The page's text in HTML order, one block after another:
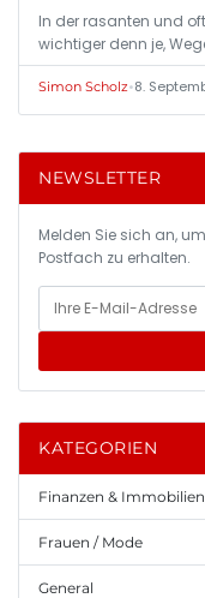
In der rasanten und
wichtiger denn je,
Simon Scholz•8.
NEWSLETTER
Melden Sie sich an,
Postfach zu erhalten.
KATEGORIEN
Finanzen & Immobilien
Frauen / Mode
General